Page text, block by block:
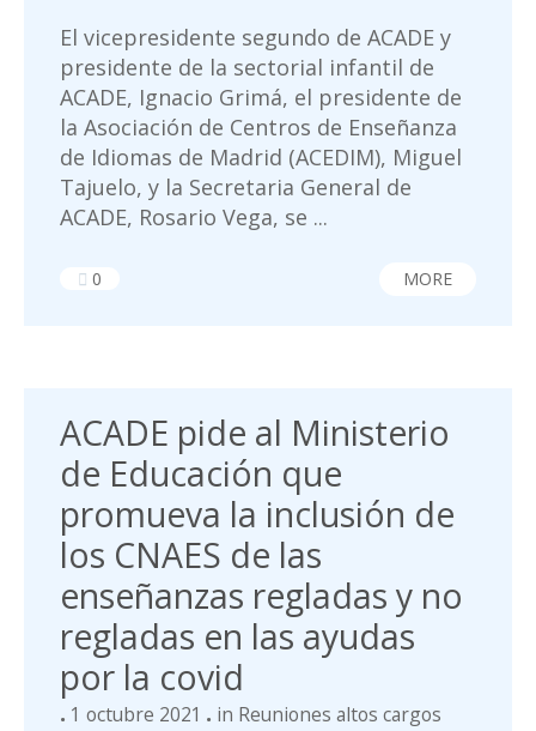
El vicepresidente segundo de ACADE y
presidente de la sectorial infantil de
ACADE, Ignacio Grimá, el presidente de
la Asociación de Centros de Enseñanza
de Idiomas de Madrid (ACEDIM), Miguel
Tajuelo, y la Secretaria General de
ACADE, Rosario Vega, se ...
0 MORE
ACADE pide al Ministerio
de Educación que
promueva la inclusión de
los CNAES de las
enseñanzas regladas y no
regladas en las ayudas
por la covid
1 octubre 2021 in Reuniones altos cargos